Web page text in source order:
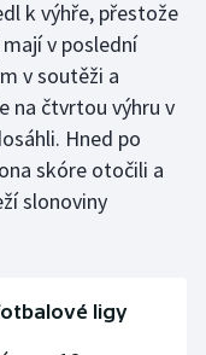
k výhře, přestože
v poslední
v soutěži a
na čtvrtou výhru v
Hned po
skóre otočili a
slonoviny
ligy